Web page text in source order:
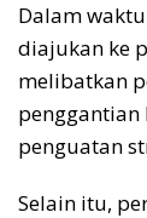
Dalam
diajukan ke
melibatkan
penggantian
penguatan
Selain itu,